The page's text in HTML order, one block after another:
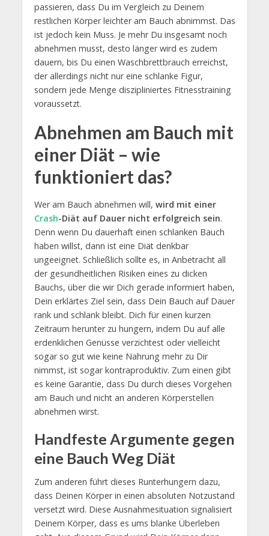
passieren, dass Du im Vergleich zu Deinem
restlichen Körper leichter am Bauch abnimmst. Das
ist jedoch kein Muss. Je mehr Du insgesamt noch
abnehmen musst, desto länger wird es zudem
dauern, bis Du einen Waschbrettbrauch erreichst,
der allerdings nicht nur eine schlanke Figur,
sondern jede Menge diszipliniertes Fitnesstraining
voraussetzt.
Abnehmen am Bauch mit
einer Diät – wie
funktioniert das?
Wer am Bauch abnehmen will, wird mit einer
Crash-Diät auf Dauer nicht erfolgreich sein.
Denn wenn Du dauerhaft einen schlanken Bauch
haben willst, dann ist eine Diät denkbar
ungeeignet. Schließlich sollte es, in Anbetracht all
der gesundheitlichen Risiken eines zu dicken
Bauchs, über die wir Dich gerade informiert haben,
Dein erklärtes Ziel sein, dass Dein Bauch auf Dauer
rank und schlank bleibt. Dich für einen kurzen
Zeitraum herunter zu hungern, indem Du auf alle
erdenklichen Genüsse verzichtest oder vielleicht
sogar so gut wie keine Nahrung mehr zu Dir
nimmst, ist sogar kontraproduktiv. Zum einen gibt
es keine Garantie, dass Du durch dieses Vorgehen
am Bauch und nicht an anderen Körperstellen
abnehmen wirst.
Handfeste Argumente gegen
eine Bauch Weg Diät
Zum anderen führt dieses Runterhungern dazu,
dass Deinen Körper in einen absoluten Notzustand
versetzt wird. Diese Ausnahmesituation signalisiert
Deinem Körper, dass es ums blanke Überleben